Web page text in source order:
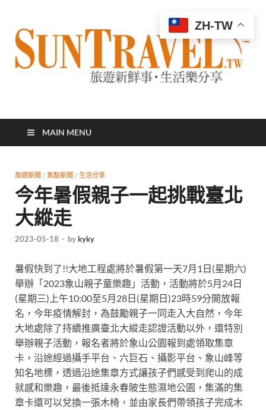
太陽網
MAIN MENU
旅遊新聞 / 焦點新聞 / 生活分享
今年暑假親子一起挑戰臺北
大縱走
2023-05-18 - bykyky
暑假快到了!!大地工程處將於暑假第一天7月1日(星期六)
舉辦「2023象山親子童樂趣」活動，活動將於5月24日
(星期三)上午10:00至5月28日(星期日)23時59分開放報
名，今年疫情解封，為鼓勵親子一同走入大自然，今年
大地處除了持續推廣臺北大縱走認證活動以外，還特別
舉辦親子活動，報名者將於象山公園報到處領取集章
卡，沿途經過攝手平台、六巨石、攝影平台、象山峰等
知名地標，透過沿途集章方式讓孩子們感受到爬山的成
就感和樂趣，最後抵達永春陂生態濕地公園，集滿的集
章卡還可以兌換一張木椅，並由家長們帶領孩子完成木
ZH-TW